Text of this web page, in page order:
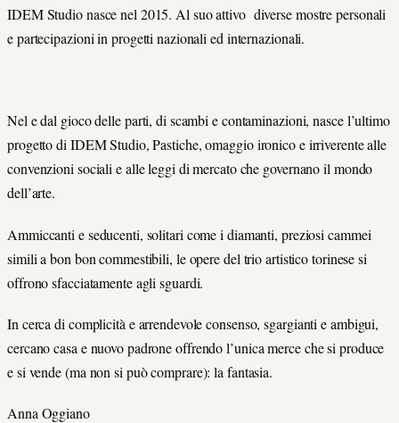
IDEM Studio nasce nel 2015. Al suo attivo diverse mostre personali
e partecipazioni in progetti nazionali ed internazionali.
Nel e dal gioco delle parti, di scambi e contaminazioni, nasce l’ultimo
progetto di IDEM Studio, Pastiche, omaggio ironico e irriverente alle
convenzioni sociali e alle leggi di mercato che governano il mondo
dell’arte.
Ammiccanti e seducenti, solitari come i diamanti, preziosi cammei
simili a bon bon commestibili, le opere del trio artistico torinese si
offrono sfacciatamente agli sguardi.
In cerca di complicità e arrendevole consenso, sgargianti e ambigui,
cercano casa e nuovo padrone offrendo l’unica merce che si produce
e si vende (ma non si può comprare): la fantasia.
Anna Oggiano